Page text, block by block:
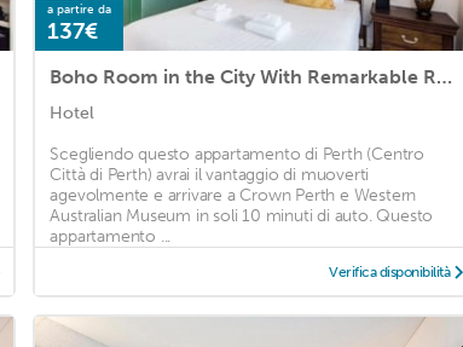
a partire da
137€
Boho Room in the City With Remarkable Rooftop
Hotel
Scegliendo questo appartamento di Perth (Centro
Città di Perth) avrai il vantaggio di muoverti
agevolmente e arrivare a Crown Perth e Western
Australian Museum in soli 10 minuti di auto. Questo
appartamento ...
Verifica disponibilità